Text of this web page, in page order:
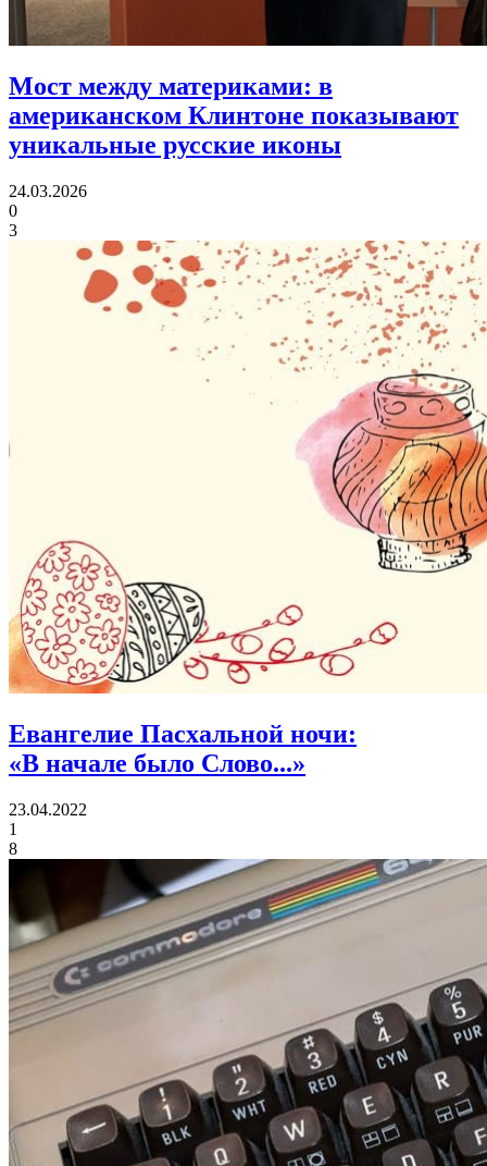
Мост между материками: в
американском Клинтоне показывают
уникальные русские иконы
24.03.2026
0
3
Евангелие Пасхальной ночи:
«В начале было Слово...»
23.04.2022
1
8